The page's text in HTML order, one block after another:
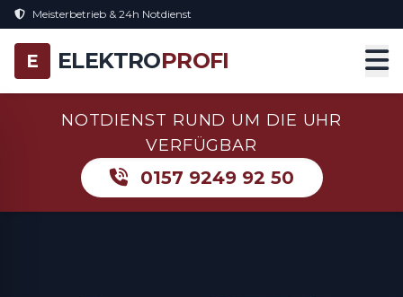
Meisterbetrieb & 24h Notdienst
E ELEKTROPROFI
NOTDIENST RUND UM DIE UHR
VERFÜGBAR
0157 9249 92 50